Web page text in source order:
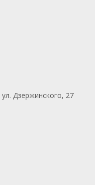
Дзержинского, 27